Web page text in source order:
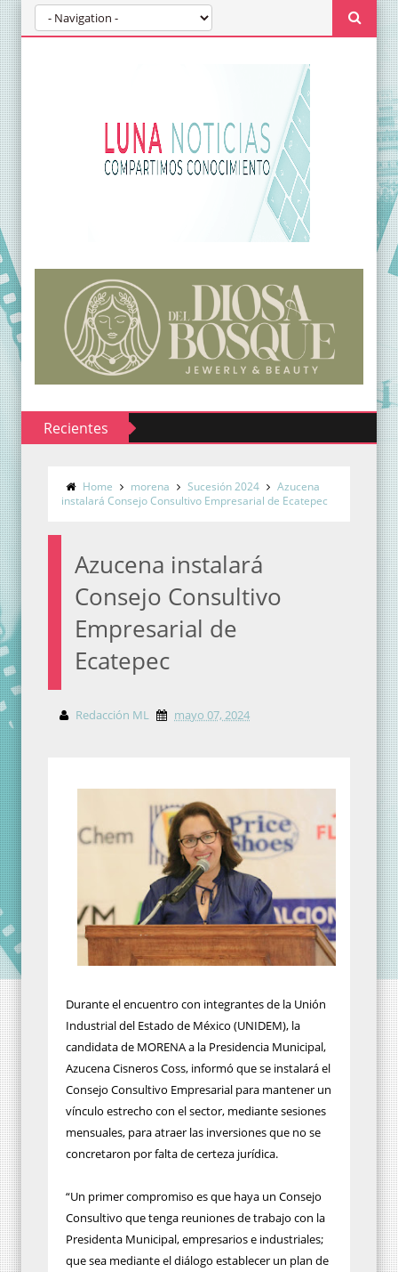
Recientes
Home morena Sucesión 2024
Azucena
instalará Consejo Consultivo Empresarial de Ecatepec
Azucena instalará
Consejo Consultivo
Empresarial de
Ecatepec
Redacción ML mayo 07, 2024
Durante el encuentro con integrantes de la Unión
Industrial del Estado de México (UNIDEM), la
candidata de MORENA a la Presidencia Municipal,
Azucena Cisneros Coss, informó que se instalará el
Consejo Consultivo Empresarial para mantener un
vínculo estrecho con el sector, mediante sesiones
mensuales, para atraer las inversiones que no se
concretaron por falta de certeza jurídica.
“Un primer compromiso es que haya un Consejo
Consultivo que tenga reuniones de trabajo con la
Presidenta Municipal, empresarios e industriales;
que sea mediante el diálogo establecer un plan de